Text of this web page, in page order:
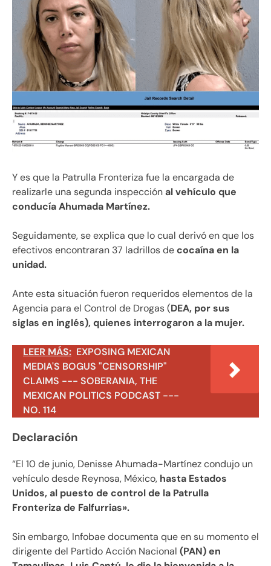
Y es que la Patrulla Fronteriza fue la encargada de
realizarle una segunda inspecciónal vehículo que
conducía Ahumada Martínez.
Seguidamente, se explica que lo cual derivó en que los
efectivos encontraran 37 ladrillos decocaína en la
unidad.
Ante esta situación fueron requeridos elementos de la
Agencia para el Control de Drogas (DEA, por sus
siglas en inglés), quienes interrogaron a la mujer.
LEER MÁS: EXPOSING MEXICAN
MEDIA'S BOGUS "CENSORSHIP"
CLAIMS --- SOBERANIA, THE
MEXICAN POLITICS PODCAST ---
NO. 114
Declaración
“El 10 de junio, Denisse Ahumada-Martínez condujo un
vehículo desde Reynosa, México, hasta Estados
Unidos, al puesto de control de la Patrulla
Fronteriza de Falfurrias».
Sin embargo, Infobae documenta que en su momento el
dirigente del Partido Acción Nacional (PAN) en